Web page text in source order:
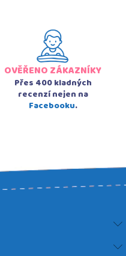
OVĚŘENO ZÁKAZNÍKY
Přes 400 kladných
recenzí nejen na
Facebooku.